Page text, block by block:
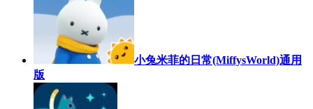
小兔米菲的日常(MiffysWorld)通用
版